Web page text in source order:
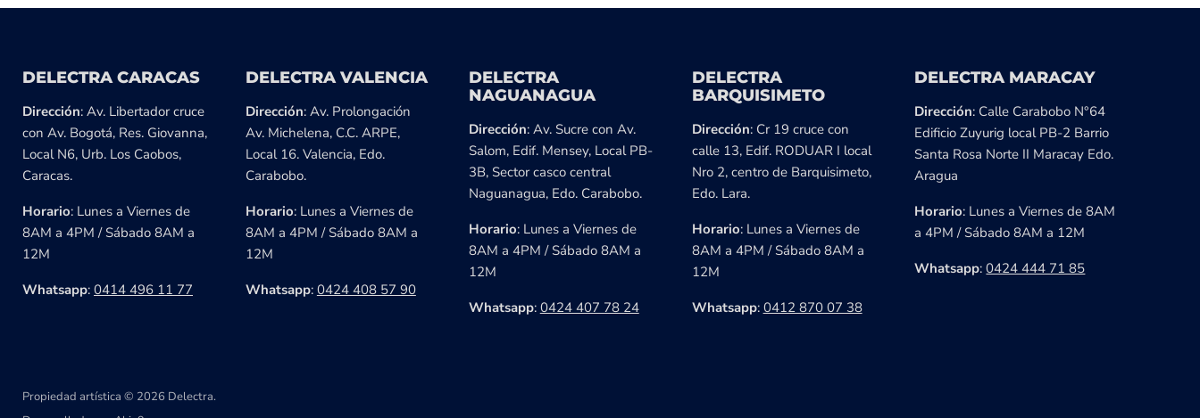
DELECTRA CARACAS
Dirección: Av. Libertador cruce
con Av. Bogotá, Res. Giovanna,
Local N6, Urb. Los Caobos,
Caracas.
Horario: Lunes a Viernes de
8AM a 4PM / Sábado 8AM a
12M
Whatsapp: 0414 496 11 77
DELECTRA VALENCIA
Dirección: Av. Prolongación
Av. Michelena, C.C. ARPE,
Local 16. Valencia, Edo.
Carabobo.
Horario: Lunes a Viernes de
8AM a 4PM / Sábado 8AM a
12M
Whatsapp: 0424 408 57 90
DELECTRA
NAGUANAGUA
Dirección: Av. Sucre con Av.
Salom, Edif. Mensey, Local PB-
3B, Sector casco central
Naguanagua, Edo. Carabobo.
Horario: Lunes a Viernes de
8AM a 4PM / Sábado 8AM a
12M
Whatsapp: 0424 407 78 24
DELECTRA
BARQUISIMETO
Dirección: Cr 19 cruce con
calle 13, Edif. RODUAR I local
Nro 2, centro de Barquisimeto,
Edo. Lara.
Horario: Lunes a Viernes de
8AM a 4PM / Sábado 8AM a
12M
Whatsapp: 0412 870 07 38
DELECTRA MARACAY
Dirección: Calle Carabobo N°64
Edificio Zuyurig local PB-2 Barrio
Santa Rosa Norte II Maracay Edo.
Aragua
Horario: Lunes a Viernes de 8AM
a 4PM / Sábado 8AM a 12M
Whatsapp:0424 444 71 85
Propiedad artística © 2026 Delectra.